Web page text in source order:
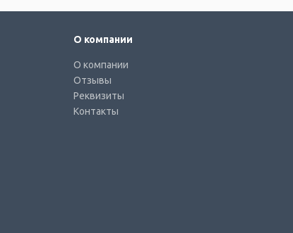
О компании
О компании
Отзывы
Реквизиты
Контакты